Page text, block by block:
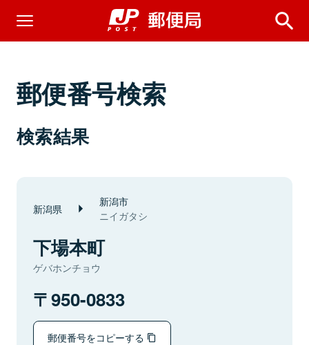
郵便番号検索
検索結果
新潟県 新潟市
ニイガタシ
下場本町
ゲバホンチョウ
950-0833
郵便番号をコピーする